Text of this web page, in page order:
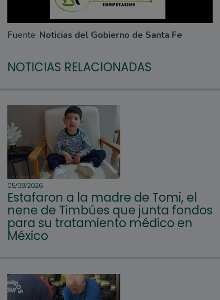
Fuente: Noticias del Gobierno de Santa Fe
NOTICIAS RELACIONADAS
05/08/2026
Estafaron a la madre de Tomi, el
nene de Timbúes que junta fondos
para su tratamiento médico en
México